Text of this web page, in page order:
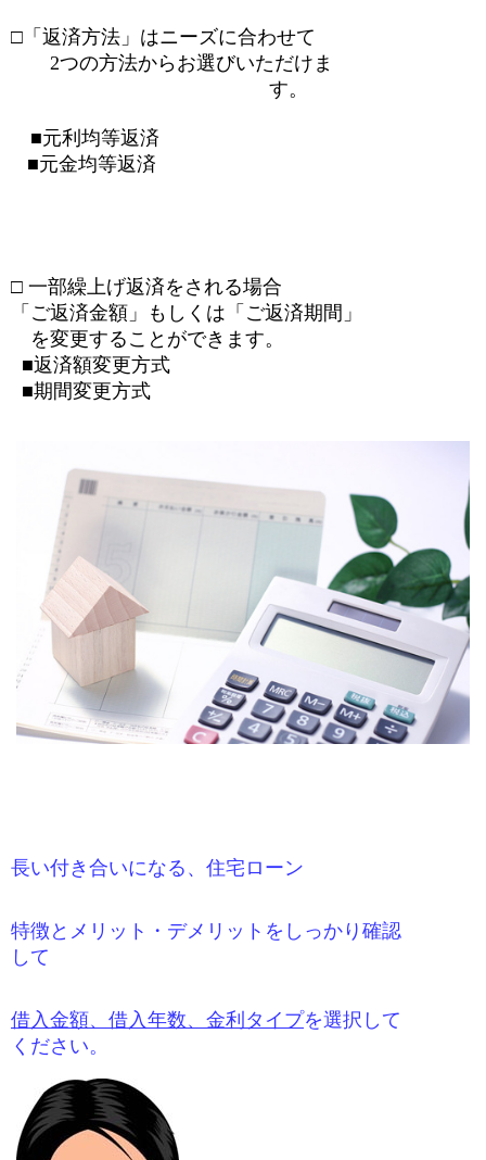
□「返済方法」はニーズに合わせて
2つの方法からお選びいただけま
す。
■元利均等返済
■元金均等返済
□ 一部繰上げ返済をされる場合
「ご返済金額」もしくは「ご返済期間」
を変更することができます。
■返済額変更方式
■期間変更方式
長い付き合いになる、住宅ローン
特徴とメリット・デメリットをしっかり確認
して
借入金額、借入年数、金利タイプを選択して
ください。